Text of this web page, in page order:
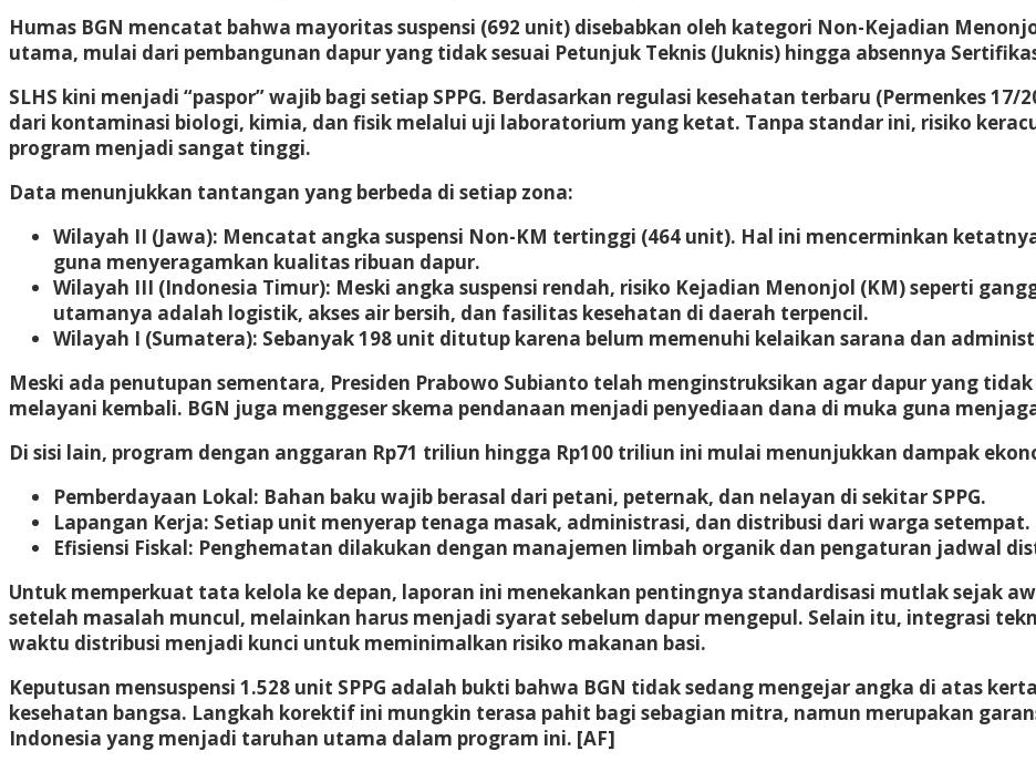
Humas BGN mencatat bahwa mayoritas suspensi (692 unit) disebabkan oleh kategori Non-Kejadian
utama, mulai dari pembangunan dapur yang tidak sesuai Petunjuk Teknis (Juknis) hingga absennya
SLHS kini menjadi “paspor” wajib bagi setiap SPPG. Berdasarkan regulasi kesehatan terbaru (Permenkes
dari kontaminasi biologi, kimia, dan fisik melalui uji laboratorium yang ketat. Tanpa standar ini, risiko
program menjadi sangat tinggi.
Data menunjukkan tantangan yang berbeda di setiap zona:
Wilayah II (Jawa): Mencatat angka suspensi Non-KM tertinggi (464 unit). Hal ini mencerminkan
guna menyeragamkan kualitas ribuan dapur.
Wilayah III (Indonesia Timur): Meski angka suspensi rendah, risiko Kejadian Menonjol (KM)seperti
utamanya adalah logistik, akses air bersih, dan fasilitas kesehatan di daerah terpencil.
Wilayah I (Sumatera): Sebanyak 198 unit ditutup karena belum memenuhi kelaikan sarana dan
Meski ada penutupan sementara, Presiden Prabowo Subianto telah menginstruksikan agar dapur yang
melayani kembali. BGN juga menggeser skema pendanaan menjadi penyediaan dana di muka guna
Di sisi lain, program dengan anggaran Rp71 triliun hingga Rp100 triliun ini mulai menunjukkan dampak
Pemberdayaan Lokal: Bahan baku wajib berasal dari petani, peternak, dan nelayan di sekitar SPPG.
Lapangan Kerja: Setiap unit menyerap tenaga masak, administrasi, dan distribusi dari warga setempat.
Efisiensi Fiskal: Penghematan dilakukan dengan manajemen limbah organik dan pengaturan jadwal
Untuk memperkuat tata kelola ke depan, laporan ini menekankan pentingnya standardisasi mutlak sejak
setelah masalah muncul, melainkan harus menjadi syarat sebelum dapur mengepul. Selain itu, integrasi
waktu distribusi menjadi kunci untuk meminimalkan risiko makanan basi.
Keputusan mensuspensi 1.528 unit SPPG adalah bukti bahwa BGN tidak sedang mengejar angka di atas
kesehatan bangsa. Langkah korektif ini mungkin terasa pahit bagi sebagian mitra, namun merupakan
Indonesia yang menjadi taruhan utama dalam program ini. [AF]